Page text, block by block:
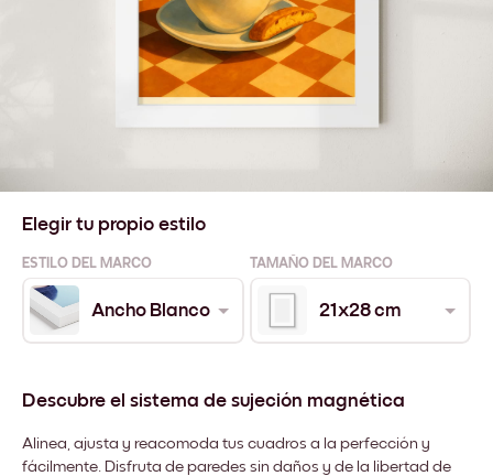
Elegir tu propio estilo
ESTILO DEL MARCO TAMAÑO DEL MARCO
Ancho Blanco 21x28 cm
Descubre el sistema de sujeción magnética
Alinea, ajusta y reacomoda tus cuadros a la perfección y
fácilmente. Disfruta de paredes sin daños y de la libertad de